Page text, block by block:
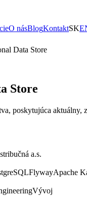
O násBlogKontaktSK
Data Store
Store
poskytujúca
a.s.
FlywayApache
Vývoj